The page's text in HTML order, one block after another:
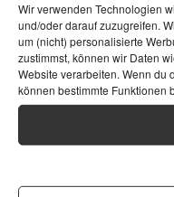
Wir verwenden Technologien
und/oder darauf zuzugreifen.
um (nicht) personalisierte
zustimmst, können wir Daten
Website verarbeiten. Wenn du
können bestimmte Funktionen
MCINTOSH MA
7000
23. Mai 2025
Der